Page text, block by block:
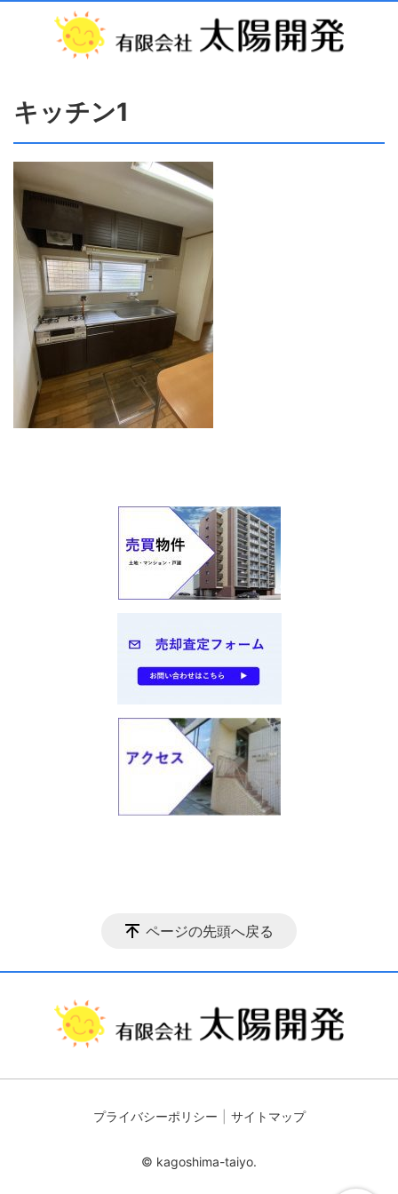
キッチン1
ページの先頭へ戻る
プライバシーポリシー サイトマップ
© kagoshima-taiyo.